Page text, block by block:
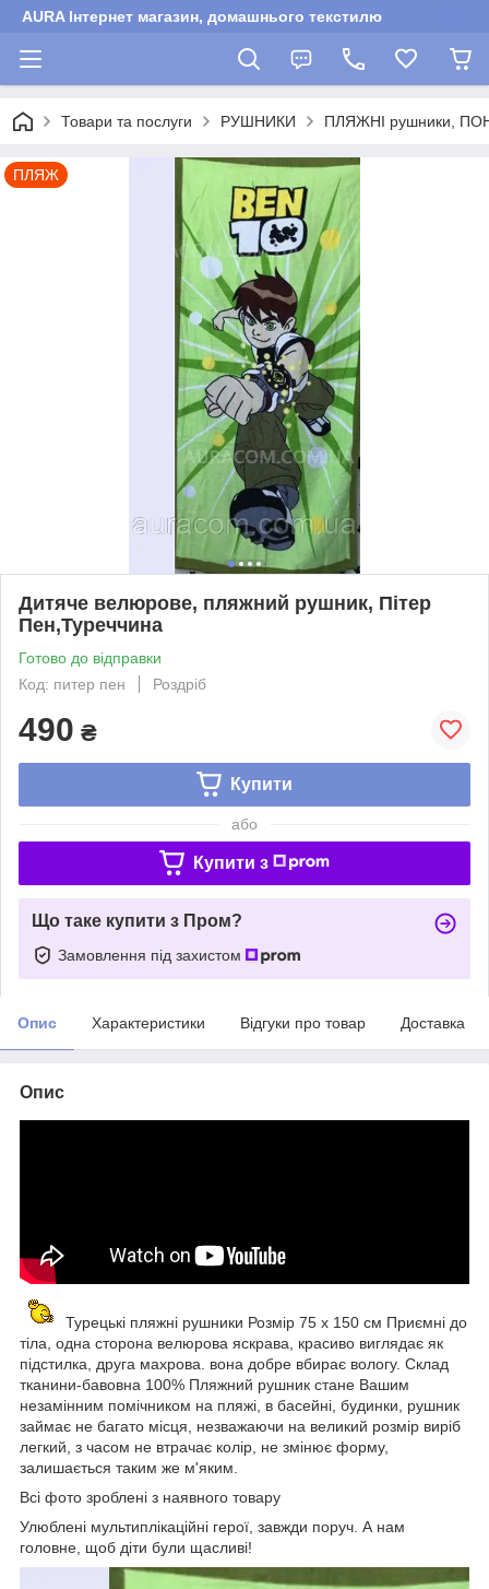
AURA Інтернет магазин, домашнього текстилю
Товари та послуги РУШНИКИ ПЛЯЖНІ рушники,
ПЛЯЖ
Дитяче велюрове, пляжний рушник, Пітер
Пен,Туреччина
Готово до відправки
Код: питер пен
Роздріб
490 ₴
Купити
або
Купити з
Що таке купити з Пром?
Замовлення під захистом
Опис Характеристики Відгуки про товар Доставка
Опис
Турецькі пляжні рушники Розмір 75 х 150 см Приємні до
тіла, одна сторона велюрова яскрава, красиво виглядає як
підстилка, друга махрова. вона добре вбирає вологу. Склад
тканини-бавовна 100% Пляжний рушник стане Вашим
незамінним помічником на пляжі, в басейні, будинки, рушник
займає не багато місця, незважаючи на великий розмір виріб
легкий, з часом не втрачає колір, не змінює форму,
залишається таким же м'яким.
Всі фото зроблені з наявного товару
Улюблені мультиплікаційні герої, завжди поруч. А нам
головне, щоб діти були щасливі!